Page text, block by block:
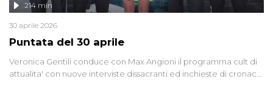
Puntata del 30 aprile
214 min
30 aprile 2026
Veronica Gentili conduce con Max Angioni il programma cult di
attualita' con nuove interviste dissacranti ed inchieste di cronaca